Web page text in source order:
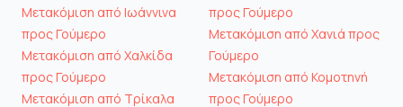
Μετακόμιση από Ιωάννινα
προς Γούμερο
Μετακόμιση από Χαλκίδα
προς Γούμερο
Μετακόμιση από Τρίκαλα
προς Γούμερο
Μετακόμιση από Χανιά προς
Γούμερο
Μετακόμιση από Κομοτηνή
προς Γούμερο